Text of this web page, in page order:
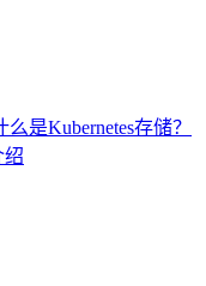
么是Kubernetes存储？
绍